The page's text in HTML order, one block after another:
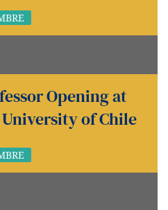
Opening at
of Chile